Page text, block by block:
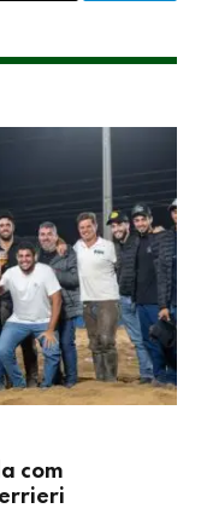
com